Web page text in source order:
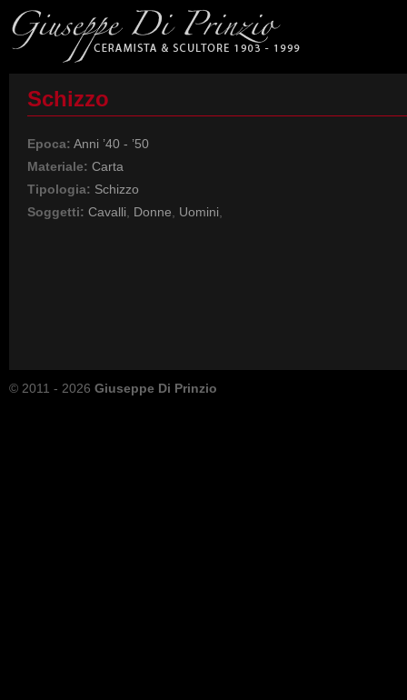
Schizzo
Epoca: Anni ’40 - ’50
Materiale: Carta
Tipologia: Schizzo
Soggetti: Cavalli Donne Uomini
© 2011 - 2026 Giuseppe Di Prinzio